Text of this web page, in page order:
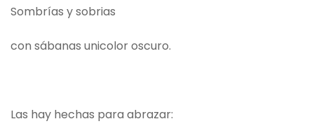
Sombrías y sobrias
con sábanas unicolor oscuro.
Las hay hechas para abrazar: